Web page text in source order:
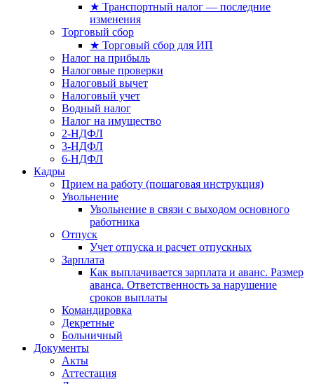
★ Транспортный налог — последние
изменения
Торговый сбор
★ Торговый сбор для ИП
Налог на прибыль
Налоговые проверки
Налоговый вычет
Налоговый учет
Водный налог
Налог на имущество
2-НДФЛ
3-НДФЛ
6-НДФЛ
Кадры
Прием на работу (пошаговая инструкция)
Увольнение
Увольнение в связи с выходом основного
работника
Отпуск
Учет отпуска и расчет отпускных
Зарплата
Как выплачивается зарплата и аванс. Размер
аванса. Ответственность за нарушение
сроков выплаты
Командировка
Декретные
Больничный
Документы
Акты
Аттестация